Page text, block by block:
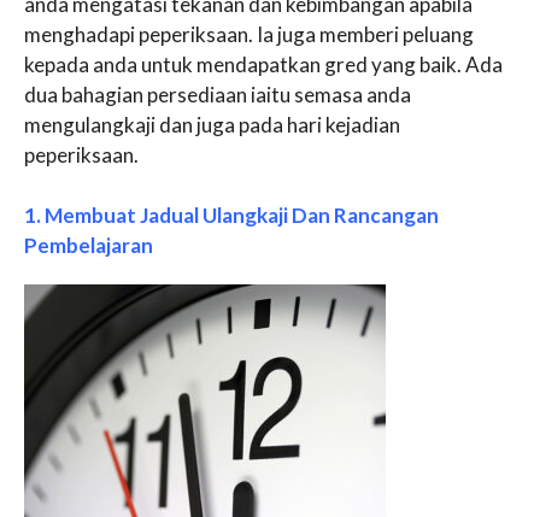
menghadapi peperiksaan. Ia juga memberi peluang
kepada anda untuk mendapatkan gred yang baik. Ada
dua bahagian persediaan iaitu semasa anda
mengulangkaji dan juga pada hari kejadian
peperiksaan.
1. Membuat Jadual Ulangkaji Dan Rancangan
Pembelajaran